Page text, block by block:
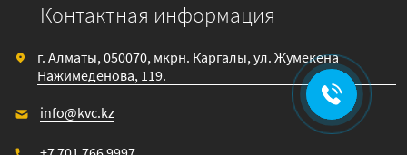
Контактная информация
г. Алматы, 050070, мкрн. Каргалы, ул. Жумекена
Нажимеденова, 119.
info@kvc.kz